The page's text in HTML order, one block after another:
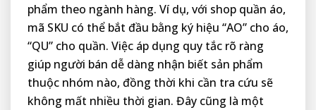
phẩm theo ngành hàng. Ví dụ, với shop quần áo,
mã SKU có thể bắt đầu bằng ký hiệu “AO” cho áo,
“QU” cho quần. Việc áp dụng quy tắc rõ ràng
giúp người bán dễ dàng nhận biết sản phẩm
thuộc nhóm nào, đồng thời khi cần tra cứu sẽ
không mất nhiều thời gian. Đây cũng là một